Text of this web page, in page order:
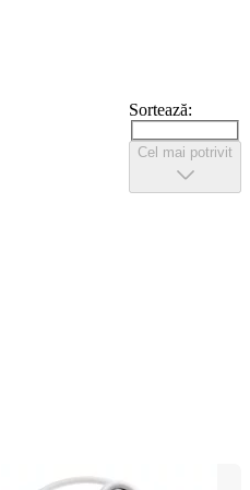
Sortează:
Cel mai potrivit